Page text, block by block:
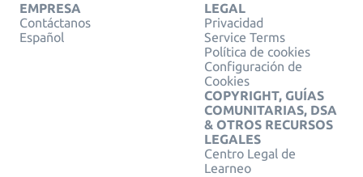
EMPRESA
Contáctanos
Español
LEGAL
Privacidad
Service Terms
Política de cookies
Configuración de
Cookies
COPYRIGHT, GUÍAS
COMUNITARIAS, DSA
& OTROS RECURSOS
LEGALES
Centro Legal de
Learneo